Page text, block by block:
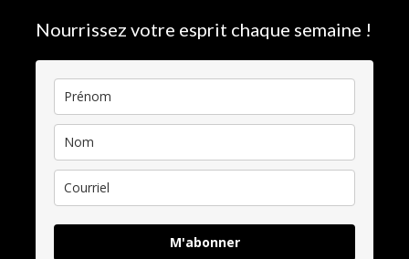
Nourrissez votre esprit chaque semaine !
M'abonner